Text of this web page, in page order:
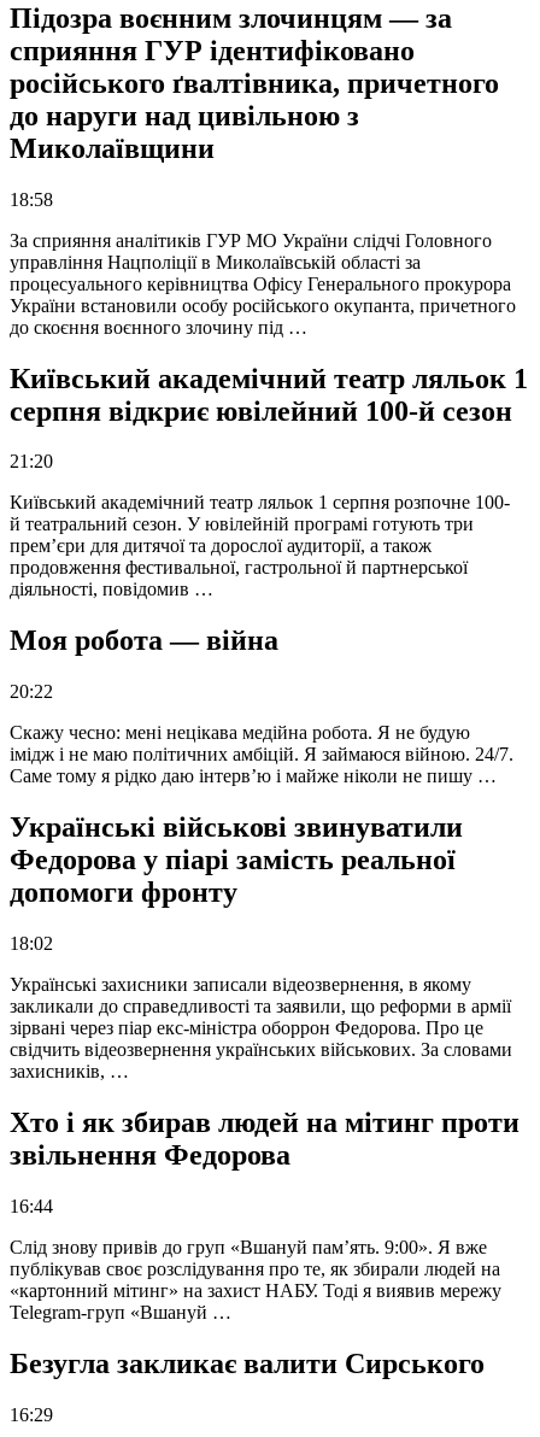
Підозра воєнним злочинцям — за
сприяння ГУР ідентифіковано
російського ґвалтівника, причетного
до наруги над цивільною з
Миколаївщини
18:58
За сприяння аналітиків ГУР МО України слідчі Головного
управління Нацполіції в Миколаївській області за
процесуального керівництва Офісу Генерального прокурора
України встановили особу російського окупанта, причетного
до скоєння воєнного злочину під …
Київський академічний театр ляльок 1
серпня відкриє ювілейний 100-й сезон
21:20
Київський академічний театр ляльок 1 серпня розпочне 100-
й театральний сезон. У ювілейній програмі готують три
прем’єри для дитячої та дорослої аудиторії, а також
продовження фестивальної, гастрольної й партнерської
діяльності, повідомив …
Моя робота — війна
20:22
Скажу чесно: мені нецікава медійна робота. Я не будую
імідж і не маю політичних амбіцій. Я займаюся війною. 24/7.
Саме тому я рідко даю інтерв’ю і майже ніколи не пишу …
Українські військові звинуватили
Федорова у піарі замість реальної
допомоги фронту
18:02
Українські захисники записали відеозвернення, в якому
закликали до справедливості та заявили, що реформи в армії
зірвані через піар екс-міністра оборрон Федорова. Про це
свідчить відеозвернення українських військових. За словами
захисників, …
Хто і як збирав людей на мітинг проти
звільнення Федорова
16:44
Слід знову привів до груп «Вшануй пам’ять. 9:00». Я вже
публікував своє розслідування про те, як збирали людей на
«картонний мітинг» на захист НАБУ. Тоді я виявив мережу
Telegram-груп «Вшануй …
Безугла закликає валити Сирського
16:29